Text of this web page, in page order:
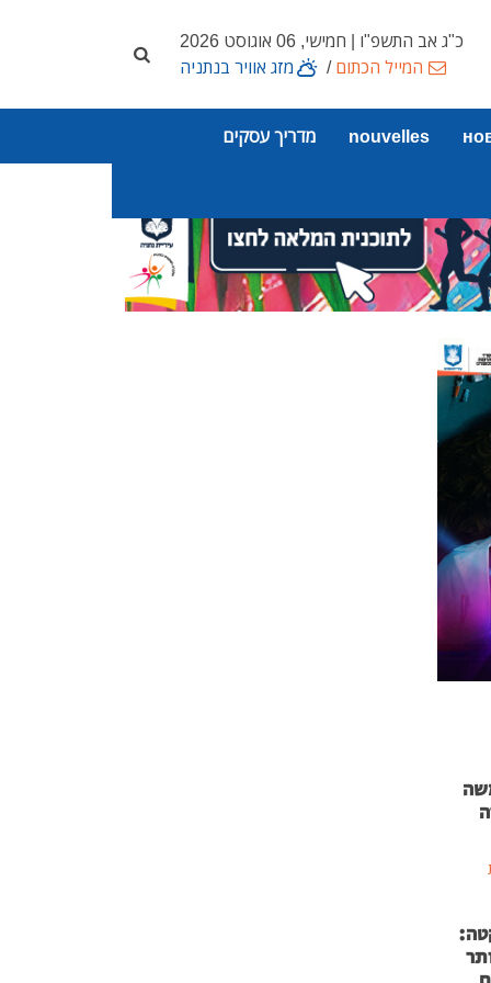
כ"ג אב התשפ"ו | חמישי, 06 אוגוסט 2026
המייל הכתום/ מזג אוויר בנתניה
nouvelles מדריך עסקים
נמשה
אותר